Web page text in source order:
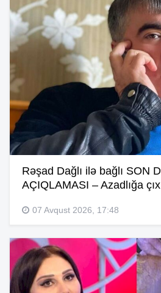
Rəşad Dağlı ilə bağlı SON
AÇIQLAMASI – Azadlığa
07 Avqust 2026, 17:48